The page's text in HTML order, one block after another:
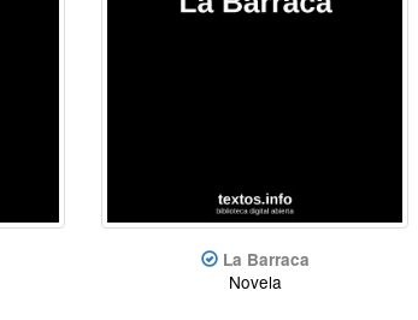
La Barraca
Novela